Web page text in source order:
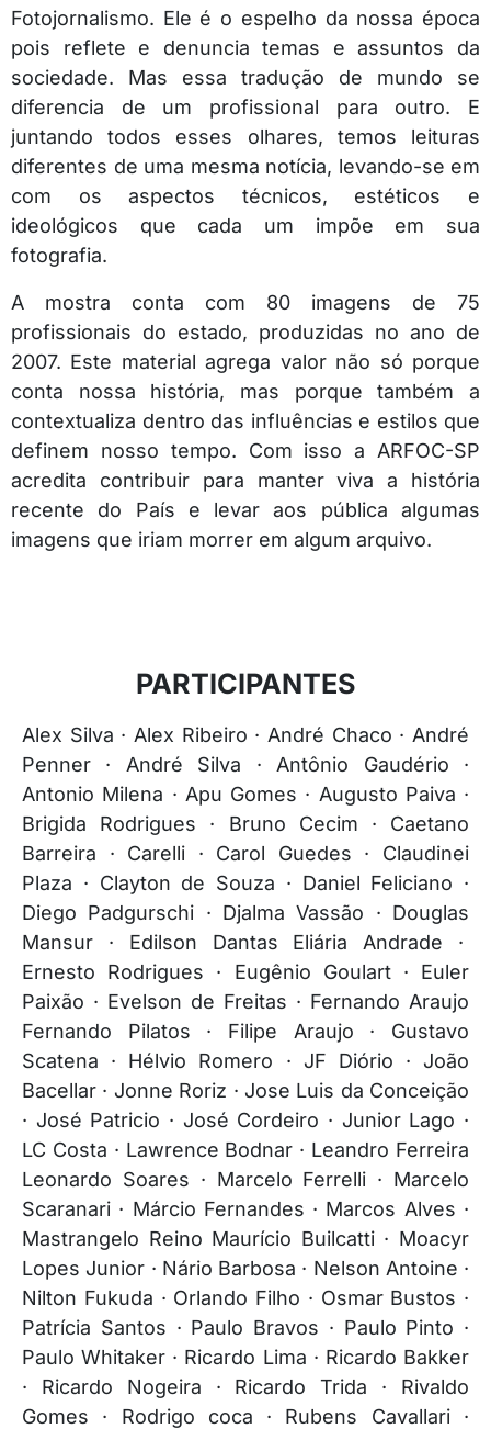
Fotojornalismo. Ele é o espelho da nossa época
pois reflete e denuncia temas e assuntos da
sociedade. Mas essa tradução de mundo se
diferencia de um profissional para outro. E
juntando todos esses olhares, temos leituras
diferentes de uma mesma notícia, levando-se em
com os aspectos técnicos, estéticos e
ideológicos que cada um impõe em sua
fotografia.
A mostra conta com 80 imagens de 75
profissionais do estado, produzidas no ano de
2007. Este material agrega valor não só porque
conta nossa história, mas porque também a
contextualiza dentro das influências e estilos que
definem nosso tempo. Com isso a ARFOC-SP
acredita contribuir para manter viva a história
recente do País e levar aos pública algumas
imagens que iriam morrer em algum arquivo.
PARTICIPANTES
Alex Silva · Alex Ribeiro · André Chaco · André
Penner · André Silva · Antônio Gaudério ·
Antonio Milena · Apu Gomes · Augusto Paiva ·
Brigida Rodrigues · Bruno Cecim · Caetano
Barreira · Carelli · Carol Guedes · Claudinei
Plaza · Clayton de Souza · Daniel Feliciano ·
Diego Padgurschi · Djalma Vassão · Douglas
Mansur · Edilson Dantas Eliária Andrade ·
Ernesto Rodrigues · Eugênio Goulart · Euler
Paixão · Evelson de Freitas · Fernando Araujo
Fernando Pilatos · Filipe Araujo · Gustavo
Scatena · Hélvio Romero · JF Diório · João
Bacellar · Jonne Roriz · Jose Luis da Conceição
· José Patricio · José Cordeiro · Junior Lago ·
LC Costa · Lawrence Bodnar · Leandro Ferreira
Leonardo Soares · Marcelo Ferrelli · Marcelo
Scaranari · Márcio Fernandes · Marcos Alves ·
Mastrangelo Reino Maurício Builcatti · Moacyr
Lopes Junior · Nário Barbosa · Nelson Antoine ·
Nilton Fukuda · Orlando Filho · Osmar Bustos ·
Patrícia Santos · Paulo Bravos · Paulo Pinto ·
Paulo Whitaker · Ricardo Lima · Ricardo Bakker
· Ricardo Nogeira · Ricardo Trida · Rivaldo
Gomes · Rodrigo coca · Rubens Cavallari ·